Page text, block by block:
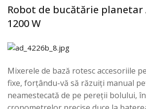
Robot de bucătărie planetar
1200 W
Mixerele de bază rotesc accesoriile
fixe, forțându-vă să răzuiți manual
neamestecată de pe pereții bolului,